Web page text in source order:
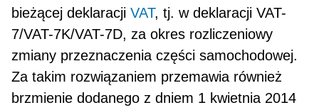
bieżącej deklaracjiVAT, tj. w deklaracji VAT-
7/VAT-7K/VAT-7D, za okres rozliczeniowy
zmiany przeznaczenia części samochodowej.
Za takim rozwiązaniem przemawia również
brzmienie dodanego z dniem 1 kwietnia 2014